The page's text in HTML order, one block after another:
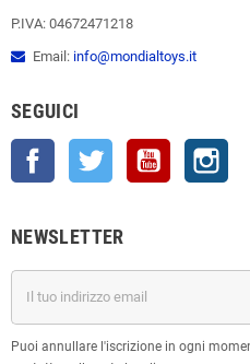
P.IVA: 04672471218
Email: info@mondialtoys.it
SEGUICI
Facebook Twitter YouTube
NEWSLETTER
Puoi annullare l'iscrizione in ogni